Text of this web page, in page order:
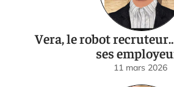
Vera, le robot
ses
11 mars 2026